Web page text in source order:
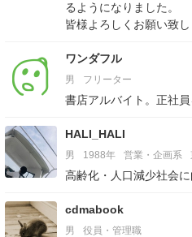
るようになりました。
皆様よろしくお願い致し
ワンダフル
男 フリーター
書店アルバイト。正社員
HALI_HALI
男 1988年 営業・企画系
高齢化・人口減少社会
cdmabook
男 役員・管理職